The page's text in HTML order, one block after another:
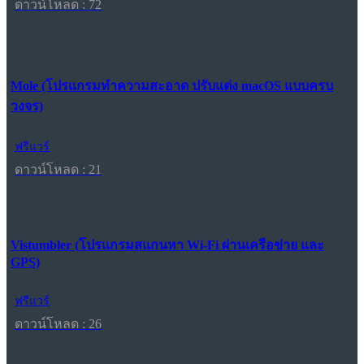
ดาวน์โหลด : 72
Mole (โปรแกรมทำความสะอาด ปรับแต่ง macOS แบบครบ
วงจร)
ฟรีแวร์
ดาวน์โหลด : 21
Vistumbler (โปรแกรมสแกนหา Wi-Fi ผ่านเครือข่าย และ
GPS)
ฟรีแวร์
ดาวน์โหลด : 26